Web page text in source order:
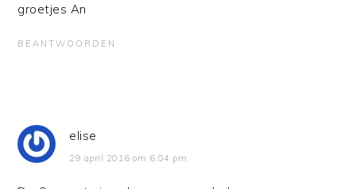
groetjes An
BEANTWOORDEN
elise
29 april 2016 om 6:04 pm